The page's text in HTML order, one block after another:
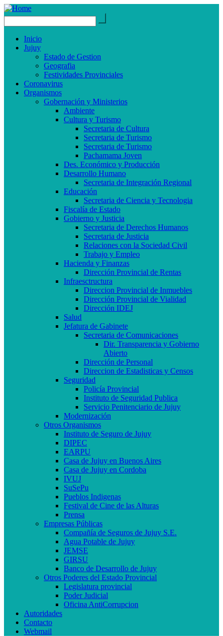
Inicio
Jujuy
Estado de Gestion
Geografia
Festividades Provinciales
Coronavirus
Organismos
Gobernación y Ministerios
Ambiente
Cultura y Turismo
Secretaria de Cultura
Secretaria de Turismo
Secretaria de Turismo
Pachamama Joven
Des. Económico y Producción
Desarrollo Humano
Secretaria de Integración Regional
Educación
Secretaria de Ciencia y Tecnologia
Fiscalía de Estado
Gobierno y Justicia
Secretaria de Derechos Humanos
Secretaria de Justicia
Relaciones con la Sociedad Civil
Trabajo y Empleo
Hacienda y Finanzas
Dirección Provincial de Rentas
Infraesctructura
Direccion Provincial de Inmuebles
Dirección Provincial de Vialidad
Dirección IDEJ
Salud
Jefatura de Gabinete
Secretaria de Comunicaciones
Dir. Transparencia y Gobierno
Abierto
Dirección de Personal
Direccion de Estadisticas y Censos
Seguridad
Policía Provincial
Instituto de Seguridad Publica
Servicio Penitenciario de Jujuy
Modernización
Otros Organismos
Instituto de Seguro de Jujuy
DIPEC
EARPU
Casa de Jujuy en Buenos Aires
Casa de Jujuy en Cordoba
IVUJ
SuSePu
Pueblos Indigenas
Festival de Cine de las Alturas
Prensa
Empresas Públicas
Compañía de Seguros de Jujuy S.E.
Agua Potable de Jujuy
JEMSE
GIRSU
Banco de Desarrollo de Jujuy
Otros Poderes del Estado Provincial
Legislatura provincial
Poder Judicial
Oficina AntiCorrupcion
Autoridades
Contacto
Webmail